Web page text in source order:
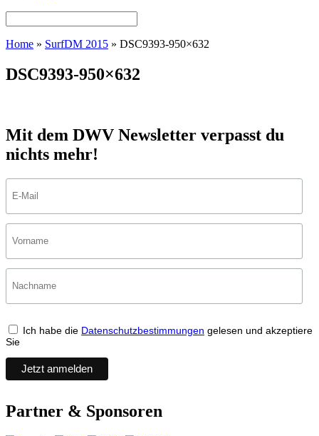
Home » SurfDM 2015 » DSC9393-950×632
DSC9393-950×632
Mit dem DWV Newsletter verpasst du
nichts mehr!
Ich habe die Datenschutzbestimmungen gelesen und akzeptiere
Sie
Partner & Sponsoren